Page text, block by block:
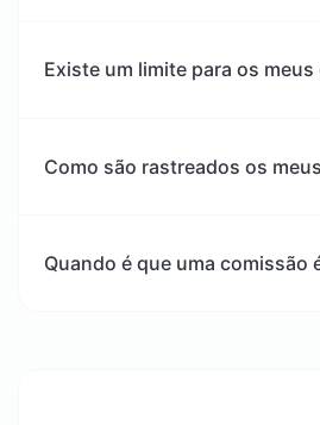
Existe um limite para os meus
Como são rastreados os
Quando é que uma comissão